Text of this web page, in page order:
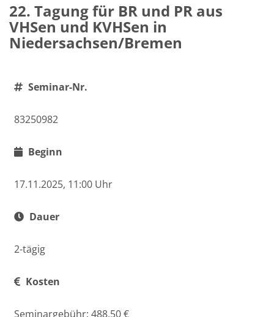
22. Tagung für BR und PR aus
VHSen und KVHSen in
Niedersachsen/Bremen
Seminar-Nr.
83250982
Beginn
17.11.2025, 11:00 Uhr
Dauer
2-tägig
Kosten
Seminargebühr: 488,50 €